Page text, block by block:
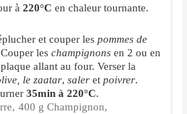
à 220°C en chaleur tournante.
et couper lespommes de
leschampignonsen 2 ou en
allant au four. Verser la
le zaatar,saler etpoivrer.
35min à 220°C.
400 g Champignon,